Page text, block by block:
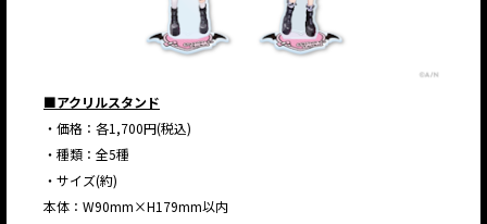
■アクリルスタンド
・価格：各1,700円(税込)
・種類：全5種
・サイズ(約)
本体：W90mm×H179mm以内